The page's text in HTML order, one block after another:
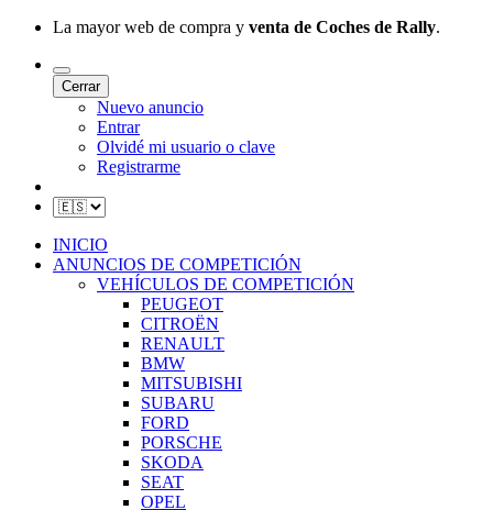
La mayor web de compra y venta de Coches de Rally.
Cerrar
Nuevo anuncio
Entrar
Olvidé mi usuario o clave
Registrarme
INICIO
ANUNCIOS DE COMPETICIÓN
VEHÍCULOS DE COMPETICIÓN
PEUGEOT
CITROËN
RENAULT
BMW
MITSUBISHI
SUBARU
FORD
PORSCHE
SKODA
SEAT
OPEL